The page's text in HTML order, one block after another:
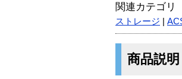
関連カテゴリ
ストレージ
商品説明